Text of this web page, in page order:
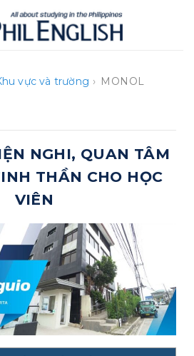
vực và trường › MONOL
NGHI, QUAN TÂM
THẦN CHO HỌC
VIÊN